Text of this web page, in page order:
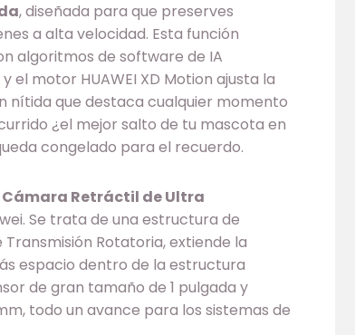
, diseñada para que preserves
a alta velocidad. Esta función
algoritmos de software de IA
motor HUAWEI XD Motion ajusta la
nítida que destaca cualquier momento
¿el mejor salto de tu mascota en
congelado para el recuerdo.
Cámara Retráctil de Ultra
Se trata de una estructura de
Rotatoria, extiende la
espacio dentro de la estructura
de gran tamaño de 1 pulgada y
todo un avance para los sistemas de